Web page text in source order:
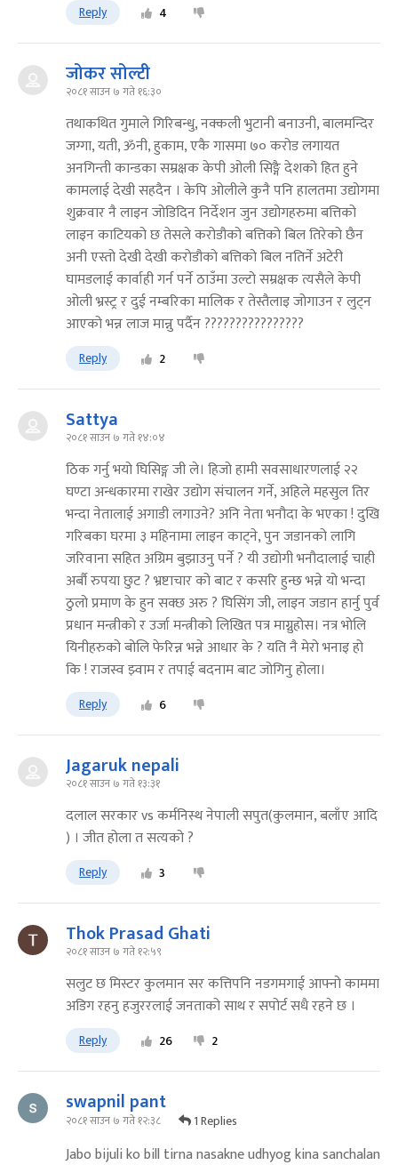
Reply 4
जोकर सोल्टी
२०८१ साउन ७ गते १६:३०
तथाकथित गुमाले गिरिबन्धु, नक्कली भुटानी बनाउनी, बालमन्दिर
जग्गा, यती, ॐनी, हुकाम, एकै गासमा ७० करोड लगायत
अनगिन्ती कान्डका सम्रक्षक केपी ओली सिङ्गै देशको हित हुने
कामलाई देखी सहदैन । केपि ओलीले कुनै पनि हालतमा उद्योगमा
शुक्रवार नै लाइन जोडिदिन निर्देशन जुन उद्योगहरुमा बत्तिको
लाइन काटियको छ तेसले करोडौको बत्तिको बिल तिरेको छैन
अनी एस्तो देखी देखी करोडौको बत्तिको बिल नतिर्ने अटेरी
घामडलाई कार्वाही गर्न पर्ने ठाउँमा उल्टो सम्रक्षक त्यसैले केपी
ओली भ्रस्ट्र र दुई नम्बरिका मालिक र तेस्तैलाइ जोगाउन र लुट्न
आएको भन्न लाज मान्नु पर्दैन ????????????????
Reply 2
Sattya
२०८१ साउन ७ गते १४:०४
ठिक गर्नु भयो घिसिङ्ग जी ले। हिजो हामी सवसाधारणलाई २२
घण्टा अन्धकारमा राखेर उद्योग संचालन गर्ने, अहिले महसुल तिर
भन्दा नेतालाई अगाडी लगाउने? अनि नेता भनौदा के भएका ! दुखि
गरिबका घरमा ३ महिनामा लाइन काट्ने, पुन जडानको लागि
जरिवाना सहित अग्रिम बुझाउनु पर्ने ? यी उद्योगी भनौदालाई चाही
अर्बौ रुपया छुट ? भ्रष्टाचार को बाट र कसरि हुन्छ भन्ने यो भन्दा
ठुलो प्रमाण के हुन सक्छ अरु ? घिसिंग जी, लाइन जडान हार्नु पुर्व
प्रधान मन्त्रीको र उर्जा मन्त्रीको लिखित पत्र माग्नुहोस। नत्र भोलि
यिनीहरुको बोलि फेरिन्न भन्ने आधार के ? यति नै मेरो भनाइ हो
कि ! राजस्व झ्वाम र तपाई बदनाम बाट जोगिनु होला।
Reply 6
Jagaruk nepali
२०८१ साउन ७ गते १३:३१
दलाल सरकार vs कर्मनिस्थ नेपाली सपुत(कुलमान, बलाँए आदि
) । जीत होला त सत्यको ?
Reply 3
Thok Prasad Ghati
२०८१ साउन ७ गते १२:५९
सलुट छ मिस्टर कुलमान सर कत्तिपनि नडगमगाई आफ्नो काममा
अडिग रहनु हजुररलाई जनताको साथ र सपोर्ट सधै रहने छ ।
Reply 26 2
swapnil pant
२०८१ साउन ७ गते १२:३८ 1 Replies
Jabo bijuli ko bill tirna nasakne udhyog kina sanchalan